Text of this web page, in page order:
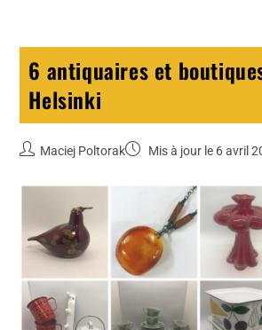
6 antiquaires et
Helsinki
Maciej Poltorak Mis à jour le 6 avril